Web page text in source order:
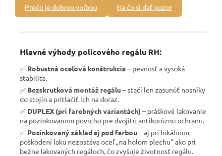
Prečo je dobrou voľbou Na čo si dať pozor
Hlavné výhody policového regálu RH:
✅ Robustná oceľová konštrukcia – pevnosť a vysoká
stabilita.
✅ Bezskrutková montáž regálu– stačí len zasunúť nosníky
do stojín a pritlačiť ich na doraz.
✅ DUPLEX (pri farebných variantách) – práškové lakovanie
na pozinkovanom povrchu pre dvojitú antikoróznu ochranu.
✅ Pozinkovaný základ aj pod farbou– aj pri lokálnom
poškodení laku nezostáva oceľ „na holom plechu“ ako pri
bežne lakovaných regáloch, čo zvyšuje životnosť regálu.